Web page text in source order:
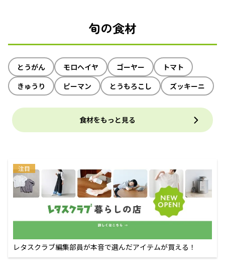
旬の食材
とうがん モロヘイヤ ゴーヤー
トマト
きゅうり
ピーマン とうもろこし ズッキーニ
食材をもっと見る
注目
レタスクラブ編集部員が本音で選んだアイテムが買える！